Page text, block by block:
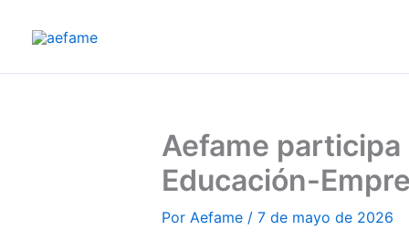
Aefame
Educación-
Por Aefame / 7 de mayo de 2026